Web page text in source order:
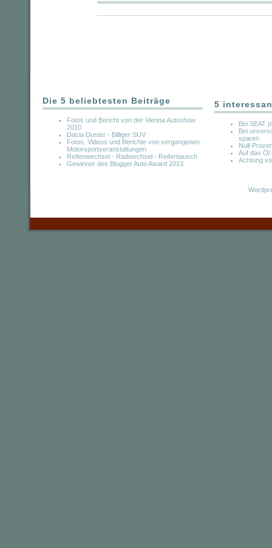
Die 5 beliebtesten Beiträge
Fotos und Bericht von der Vienna Autoshow
2010
Dacia Duster - Billiger SUV
Fotos, Videos und Berichte von vergangenen
Motorsportveranstaltungen
Reifenwechsel - Radwechsel - Reifentausch
Gewinner des Blogger Auto Award 2013
5
Bei SEAT
Bei
sparen
Null-
Auf das Öl
Achtung